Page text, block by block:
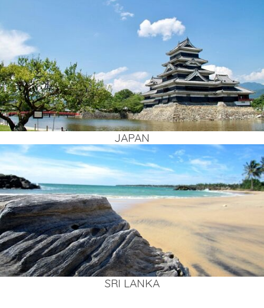
JAPAN
SRI LAN­KA